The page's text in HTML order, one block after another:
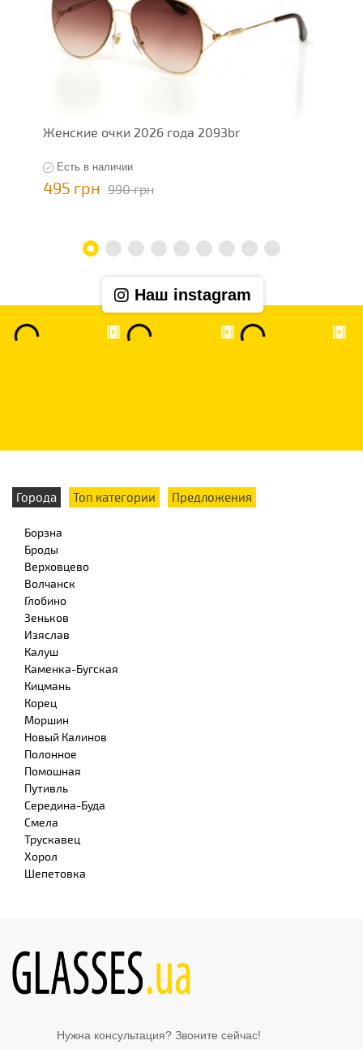
Женские очки 2026 года 2093br
Есть в наличии
495 грн 990 грн
Наш instagram
Города Топ категории Предложения
Борзна
Броды
Верховцево
Волчанск
Глобино
Зеньков
Изяслав
Калуш
Каменка-Бугская
Кицмань
Корец
Моршин
Новый Калинов
Полонное
Помошная
Путивль
Середина-Буда
Смела
Трускавец
Хорол
Шепетовка
Нужна консультация? Звоните сейчас!